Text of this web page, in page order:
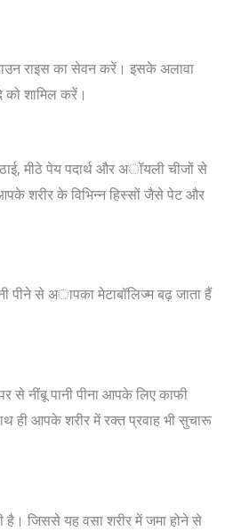
राइस का सेवन करें। इसके अलावा
शामिल करें।
मीठे पेय पदार्थ और अॉयली चीजों से
आपके शरीर के विभिन्‍न हिस्‍सों जैसे पेट और
पीने से अापका मेटाबॉलिज्‍म बढ़ जाता हैं
नींबू पानी पीना आपके लिए काफी
ही आपके शरीर में रक्‍त प्रवाह भी सुचारू
है। जिससे यह वसा शरीर में जमा होने से